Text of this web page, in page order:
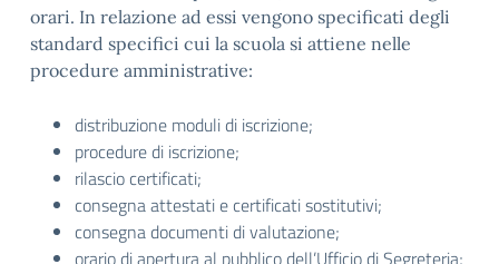
orari. In relazione ad essi vengono specificati degli
standard specifici cui la scuola si attiene nelle
procedure amministrative:
distribuzione moduli di iscrizione;
procedure di iscrizione;
rilascio certificati;
consegna attestati e certificati sostitutivi;
consegna documenti di valutazione;
orario di apertura al pubblico dell’Ufficio di Segreteria;